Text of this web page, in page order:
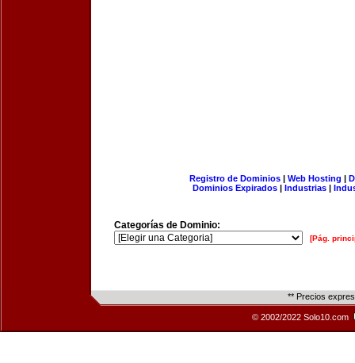
Registro de Dominios| Web Hosting |
Dominios Expirados | Industrias |
Categorías de Dominio:
[Pág.
** Precios
© 2002/2022 Solo10.com